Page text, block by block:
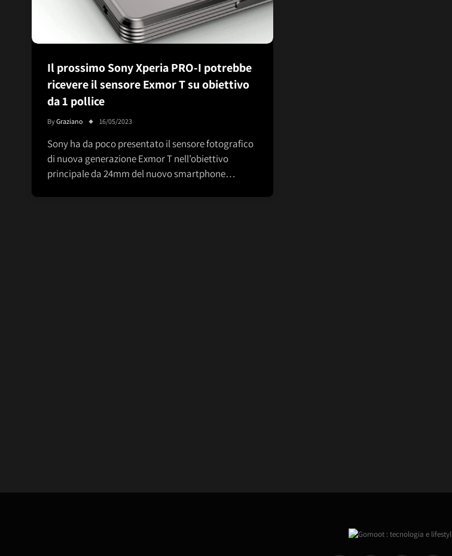
Il prossimo Sony Xperia PRO-I potrebbe
ricevere il sensore Exmor T su obiettivo
da 1 pollice
ByGraziano 16/05/2023
Sony ha da poco presentato il sensore fotografico
di nuova generazione Exmor T nell’obiettivo
principale da 24mm del nuovo smartphone…